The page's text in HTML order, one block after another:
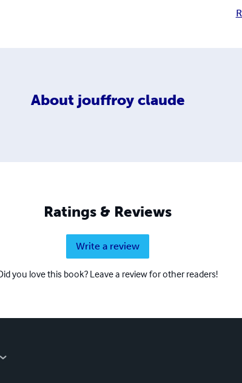
About jouffroy claude
Ratings & Reviews
Write a review
you love this book? Leave a review for other readers!